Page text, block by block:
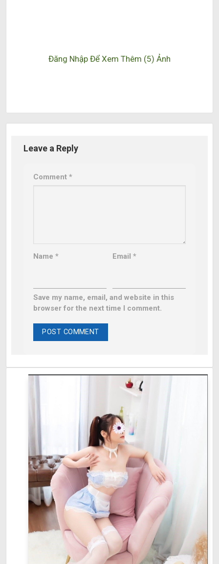
Đăng Nhập Để Xem Thêm (5) Ảnh
Leave a Reply
Comment *
Name * Email*
Save my name, email, and website in this
browser for the next time I comment.